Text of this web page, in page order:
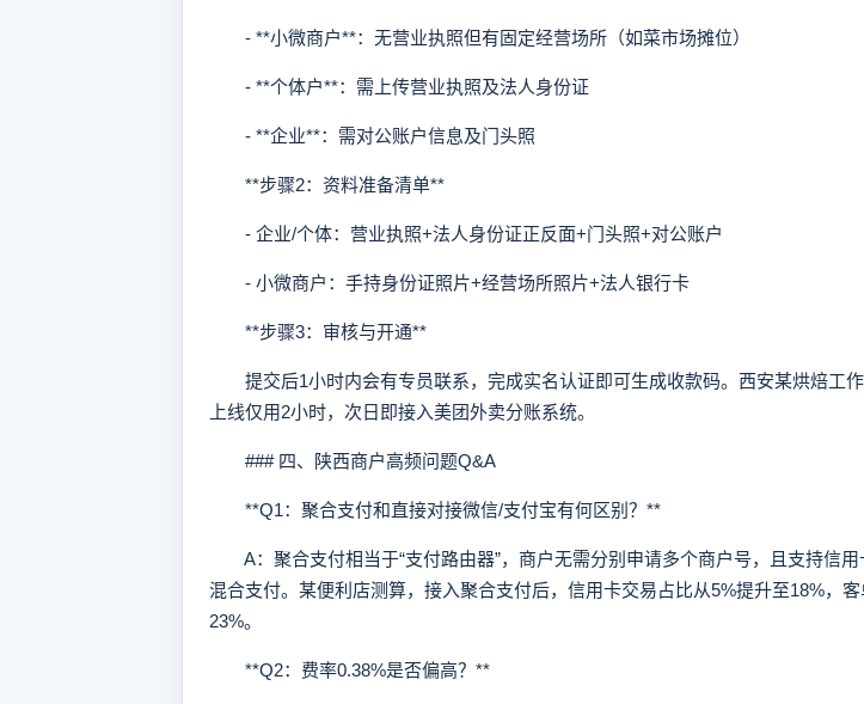
- **小微商户**：无营业执照但有固定经营场所（如菜市场摊位）
- **个体户**：需上传营业执照及法人身份证
- **企业**：需对公账户信息及门头照
**步骤2：资料准备清单**
- 企业/个体：营业执照+法人身份证正反面+门头照+对公账户
- 小微商户：手持身份证照片+经营场所照片+法人银行卡
**步骤3：审核与开通**
提交后1小时内会有专员联系，完成实名认证即可生成收款码。西安某烘焙工作
上线仅用2小时，次日即接入美团外卖分账系统。
### 四、陕西商户高频问题Q&A
**Q1：聚合支付和直接对接微信/支付宝有何区别？**
A：聚合支付相当于“支付路由器”，商户无需分别申请多个商户号，且支持信用
混合支付。某便利店测算，接入聚合支付后，信用卡交易占比从5%提升至18%，
23%。
**Q2：费率0.38%是否偏高？**